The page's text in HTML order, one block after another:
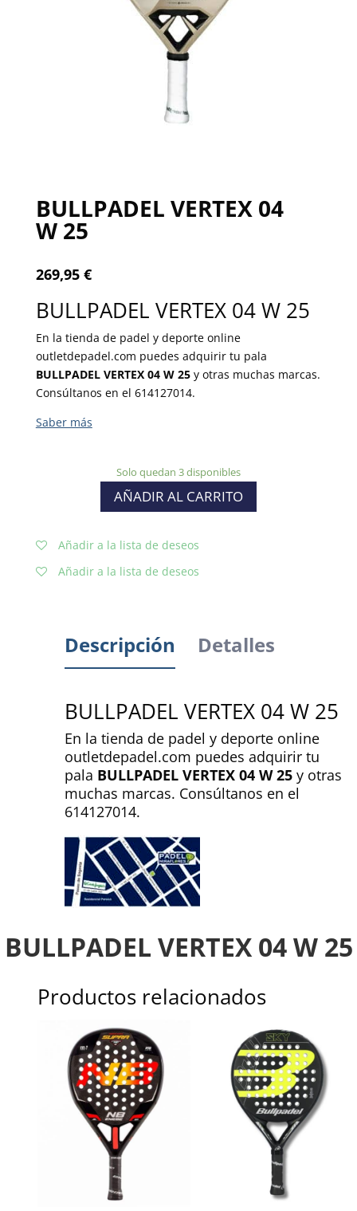
BULLPADEL VERTEX 04
W 25
269,95 €
BULLPADEL VERTEX 04 W 25
En la tienda de padel y deporte online
outletdepadel.com puedes adquirir tu pala
BULLPADEL VERTEX 04 W 25y otras muchas marcas.
Consúltanos en el 614127014.
Solo quedan 3 disponibles
AÑADIR AL CARRITO
Añadir a la lista de deseos
Añadir a la lista de deseos
Descripción Detalles
BULLPADEL VERTEX 04 W 25
En la tienda de padel y deporte online
outletdepadel.com puedes adquirir tu
pala BULLPADEL VERTEX 04 W 25y otras
muchas marcas. Consúltanos en el
614127014.
BULLPADEL VERTEX 04 W 25
Productos relacionados